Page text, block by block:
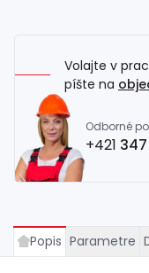
Volajte v
píšte na
Odborné
+421
Popis Parametre